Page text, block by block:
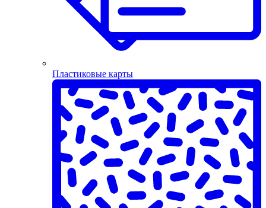
Пластиковые карты